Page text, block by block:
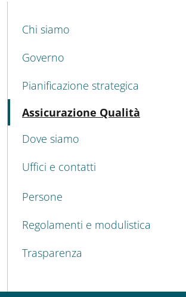
MENU CEV SECOND NAVIGATION
Chi siamo
Governo
Pianificazione strategica
Assicurazione Qualità
Dove siamo
Uffici e contatti
Persone
Regolamenti e modulistica
Trasparenza